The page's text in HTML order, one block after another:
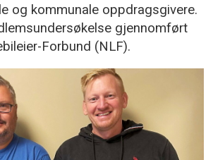
og kommunale oppdragsgivere.
gjennomført
Forbund (NLF).